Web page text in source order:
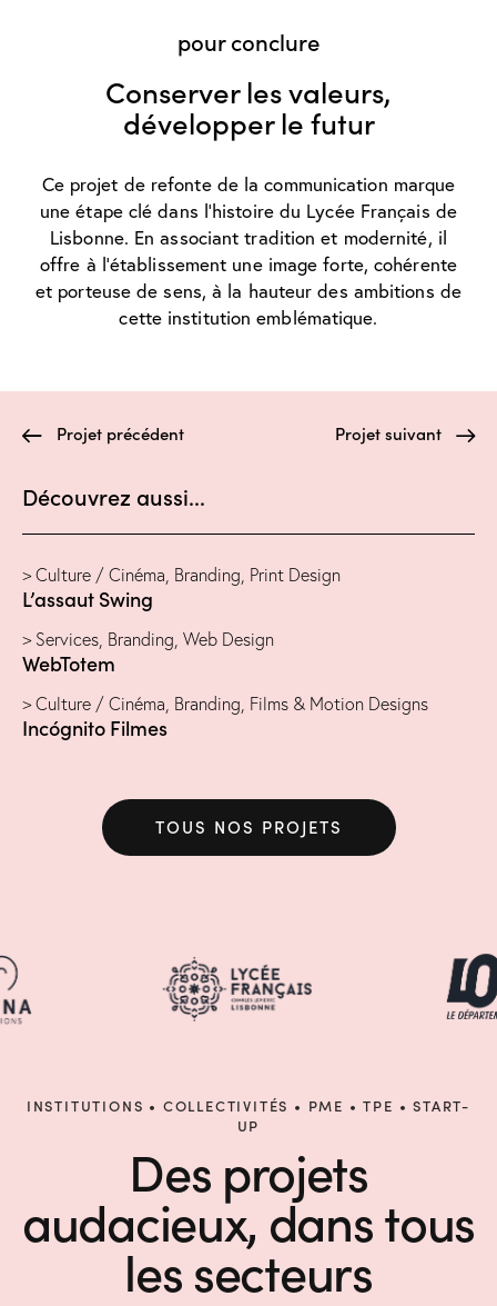
pour conclure
Conserver les valeurs,
développer le futur
Ce projet de refonte de la communication marque
une étape clé dans l’histoire du Lycée Français de
Lisbonne. En associant tradition et modernité, il
offre à l’établissement une image forte, cohérente
et porteuse de sens, à la hauteur des ambitions de
cette institution emblématique.
Projet précédent Projet suivant
Découvrez aussi...
> Culture / Cinéma, Branding, Print Design
L’assaut Swing
> Services, Branding, Web Design
WebTotem
> Culture / Cinéma, Branding, Films & Motion Designs
Incógnito Filmes
TOUS NOS PROJETS
INSTITUTIONS • COLLECTIVITÉS • PME • TPE • START-
UP
Des projets
audacieux, dans tous
les secteurs